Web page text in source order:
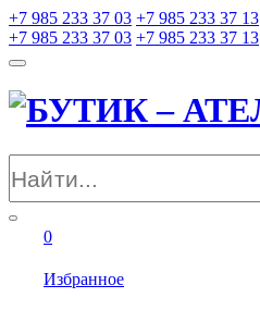
+7 985 233 37 03 +7 985 233 37 13
+7 985 233 37 03 +7 985 233 37 13
0
Избранное